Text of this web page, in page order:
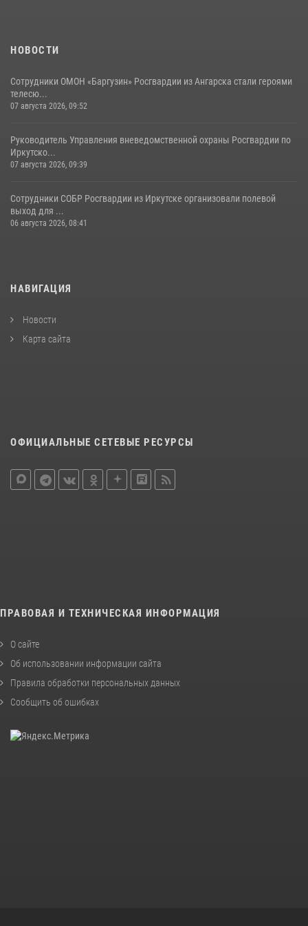
НОВОСТИ
Сотрудники ОМОН «Баргузин» Росгвардии из Ангарска стали героями
телесю...
07 августа 2026, 09:52
Руководитель Управления вневедомственной охраны Росгвардии по
Иркутско...
07 августа 2026, 09:39
Сотрудники СОБР Росгвардии из Иркутске организовали полевой
выход для ...
06 августа 2026, 08:41
НАВИГАЦИЯ
Новости
Карта сайта
ОФИЦИАЛЬНЫЕ СЕТЕВЫЕ РЕСУРСЫ
ПРАВОВАЯ И ТЕХНИЧЕСКАЯ ИНФОРМАЦИЯ
О сайте
Об использовании информации сайта
Правила обработки персональных данных
Сообщить об ошибках